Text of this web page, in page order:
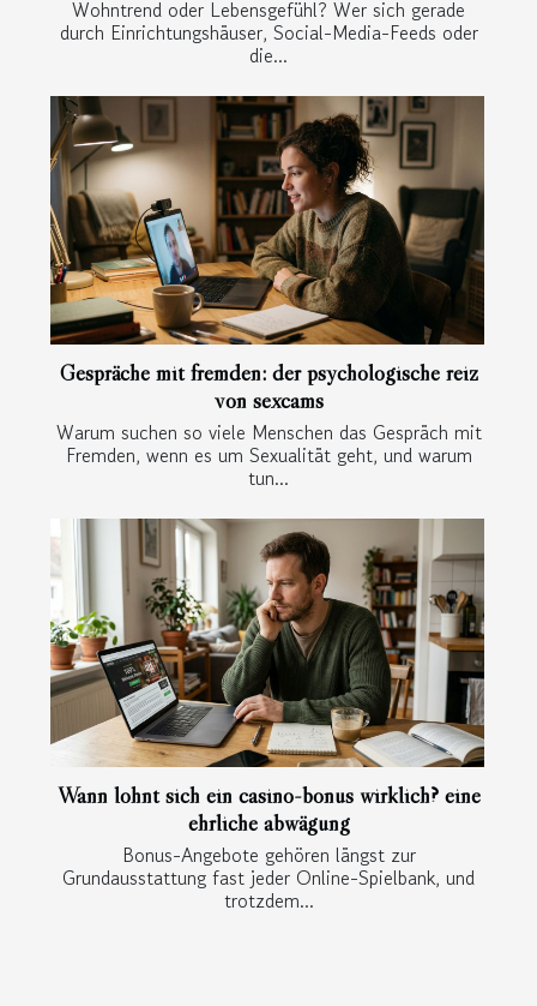
Wohntrend oder Lebensgefühl? Wer sich gerade
durch Einrichtungshäuser, Social-Media-Feeds oder
die...
Gespräche mit fremden: der psychologische reiz
von sexcams
Warum suchen so viele Menschen das Gespräch mit
Fremden, wenn es um Sexualität geht, und warum
tun...
Wann lohnt sich ein casino-bonus wirklich? eine
ehrliche abwägung
Bonus-Angebote gehören längst zur
Grundausstattung fast jeder Online-Spielbank, und
trotzdem...